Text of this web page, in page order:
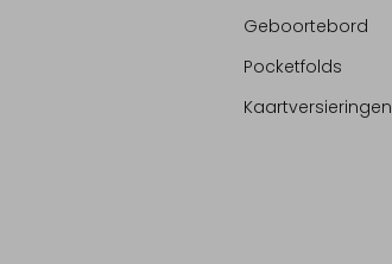
Geboortebord
Pocketfolds
Kaartversieringen